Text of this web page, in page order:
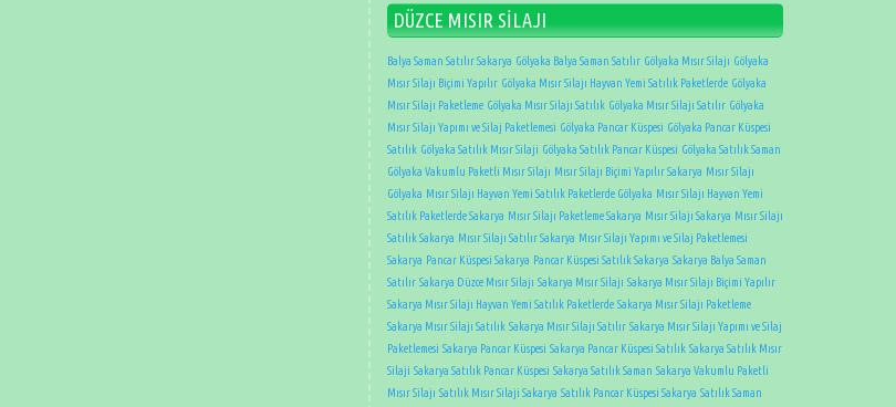
DÜZCE MISIR SİLAJI
Balya Saman Satılır Sakarya Gölyaka Balya Saman Satılır Gölyaka Mısır Silajı Gölyaka
Mısır Silajı Biçimi Yapılır Gölyaka Mısır Silajı Hayvan Yemi Satılık Paketlerde Gölyaka
Mısır Silajı Paketleme Gölyaka Mısır Silajı Satılık Gölyaka Mısır Silajı Satılır Gölyaka
Mısır Silajı Yapımı ve Silaj Paketlemesi Gölyaka Pancar Küspesi Gölyaka Pancar Küspesi
Satılık Gölyaka Satılık Mısır Silaji Gölyaka Satılık Pancar Küspesi Gölyaka Satılık Saman
Gölyaka Vakumlu Paketli Mısır Silajı Mısır Silajı Biçimi Yapılır Sakarya Mısır Silajı
Gölyaka Mısır Silajı Hayvan Yemi Satılık Paketlerde Gölyaka Mısır Silajı Hayvan Yemi
Satılık Paketlerde Sakarya Mısır Silajı Paketleme Sakarya Mısır Silajı Sakarya Mısır Silajı
Satılık Sakarya Mısır Silajı Satılır Sakarya Mısır Silajı Yapımı ve Silaj Paketlemesi
Sakarya Pancar Küspesi Sakarya Pancar Küspesi Satılık Sakarya Sakarya Balya Saman
Satılır Sakarya Düzce Mısır Silajı Sakarya Mısır Silajı Sakarya Mısır Silajı Biçimi Yapılır
Sakarya Mısır Silajı Hayvan Yemi Satılık Paketlerde Sakarya Mısır Silajı Paketleme
Sakarya Mısır Silajı Satılık Sakarya Mısır Silajı Satılır Sakarya Mısır Silajı Yapımı ve Silaj
Paketlemesi Sakarya Pancar Küspesi Sakarya Pancar Küspesi Satılık Sakarya Satılık Mısır
Silaji Sakarya Satılık Pancar Küspesi Sakarya Satılık Saman Sakarya Vakumlu Paketli
Mısır Silajı Satılık Mısır Silaji Sakarya Satılık Pancar Küspesi Sakarya Satılık Saman